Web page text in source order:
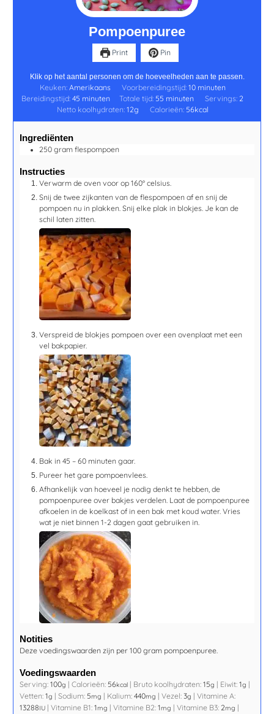
Pompoenpuree
Print Pin
Klik op het aantal personen om de hoeveelheden aan te passen.
Keuken: Amerikaans Voorbereidingstijd: 10 minuten
Bereidingstijd:45 minuten Totale tijd: 55 minuten Servings: 2
Netto koolhydraten: 12g Calorieën: 56kcal
Ingrediënten
250 gram flespompoen
Instructies
Verwarm de oven voor op 160° celsius.
Snij de twee zijkanten van de flespompoen af en snij de
pompoen nu in plakken. Snij elke plak in blokjes. Je kan de
schil laten zitten.
Verspreid de blokjes pompoen over een ovenplaat met een
vel bakpapier.
Bak in 45 – 60 minuten gaar.
Pureer het gare pompoenvlees.
Afhankelijk van hoeveel je nodig denkt te hebben, de
pompoenpuree over bakjes verdelen. Laat de pompoenpuree
afkoelen in de koelkast of in een bak met koud water. Vries
wat je niet binnen 1-2 dagen gaat gebruiken in.
Notities
Deze voedingswaarden zijn per 100 gram pompoenpuree.
Voedingswaarden
Serving:100g |Calorieën: 56kcal | Bruto koolhydraten:15g | Eiwit:1g |
Vetten:1g |Sodium: 5mg | Kalium:440mg |Vezel:3g |Vitamine A:
13288IU |Vitamine B1:1mg |Vitamine B2:1mg |Vitamine B3: 2mg |